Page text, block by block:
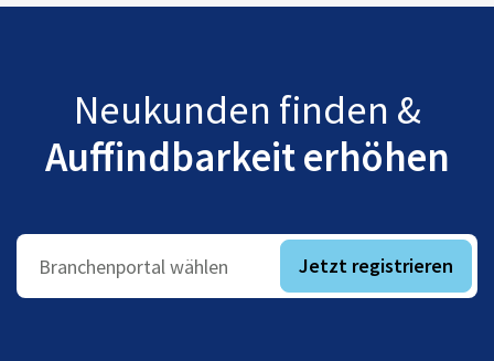
Neukunden finden &
Auffindbarkeit erhöhen
Branchenportal wählen Jetzt registrieren